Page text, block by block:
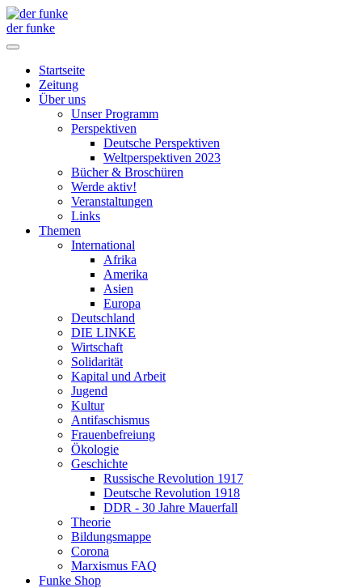
der funke
Startseite
Zeitung
Über uns
Unser Programm
Perspektiven
Deutsche Perspektiven
Weltperspektiven 2023
Bücher & Broschüren
Werde aktiv!
Veranstaltungen
Links
Themen
International
Afrika
Amerika
Asien
Europa
Deutschland
DIE LINKE
Wirtschaft
Solidarität
Kapital und Arbeit
Jugend
Kultur
Antifaschismus
Frauenbefreiung
Ökologie
Geschichte
Russische Revolution 1917
Deutsche Revolution 1918
DDR - 30 Jahre Mauerfall
Theorie
Bildungsmappe
Corona
Marxismus FAQ
Funke Shop